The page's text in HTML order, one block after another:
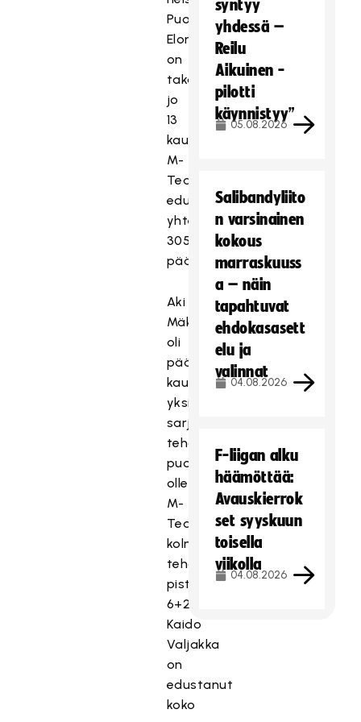
Puolustaja
Elomaalla
on
takana
jo
13
kautta
M-
Teamin
edustuksessa,
yhteensä
305
pääsarjaottelua.
Aki
Mäkinen
oli
päättyneen
kauden
yksi
sarjan
tehokkaimmista
puolustajista
ollen
M-
Teamin
kolmanneksi
tehokkain
pistein
6+23=29.
Kaido
Valjakka
on
edustanut
koko
syntyy
yhdessä –
Reilu
Aikuinen -
pilotti
käynnistyy”
05.08.2026
Salibandyliito
n varsinainen
kokous
marraskuuss
a – näin
tapahtuvat
ehdokasasett
elu ja
valinnat
04.08.2026
F-liigan alku
häämöttää:
Avauskierrok
set syyskuun
toisella
viikolla
04.08.2026